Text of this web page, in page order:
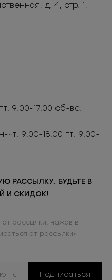
д. 4, стр. 1,
9:00-17:00 сб-вс:
чт: 9:00-18:00 пт: 9:00-
РАССЫЛКУ. БУДЬТЕ В
И СКИДОК!
от рассылки, нажав в
от рассылки»
Подписаться